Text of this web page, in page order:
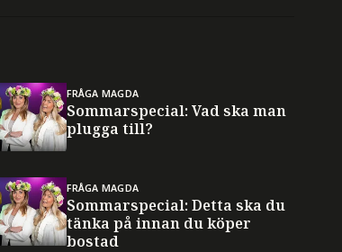
FRÅGA MAGDA
Sommarspecial: Vad ska man
plugga till?
FRÅGA MAGDA
Sommarspecial: Detta ska du
tänka på innan du köper
bostad